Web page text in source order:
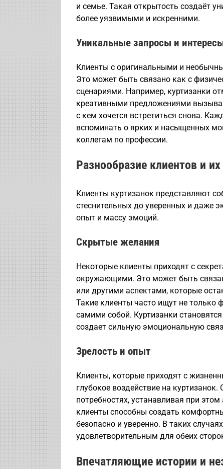
и семье. Такая открытость создаёт
более уязвимыми и искренними.
Уникальные запросы и
Клиенты с оригинальными и
Это может быть связано как с
сценариями. Например, куртизанки
креативными предложениями
с кем хочется встретиться снова.
вспоминать о ярких и насыщенных
коллегам по профессии.
Разнообразие клиентов и
Клиенты куртизанок представляют
стеснительных до уверенных и даже
опыт и массу эмоций.
Скрытые желания
Некоторые клиенты приходят с
окружающими. Это может быть
или другими аспектами, которые
Такие клиенты часто ищут не только
самими собой. Куртизанки
создает сильную эмоциональную
Зрелость и опыт
Клиенты, которые приходят с
глубокое воздействие на
потребностях, устанавливая при
клиенты способны создать
безопасно и уверенно. В таких
удовлетворительным для обеих
Впечатляющие истории и